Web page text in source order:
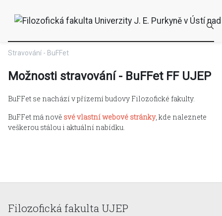
Stravování - BuFFet
Možnosti stravování - BuFFet FF UJEP
BuFFet se nachází v přízemí budovy Filozofické fakulty.
BuFFet má nově své vlastní webové stránky, kde naleznete
veškerou stálou i aktuální nabídku.
Filozofická fakulta UJEP